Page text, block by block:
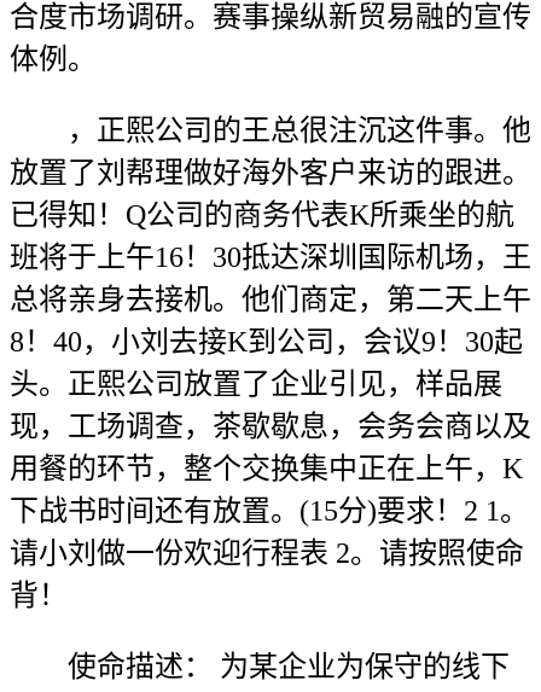
合度市场调研。赛事操纵新贸易融的宣传
体例。
，正熙公司的王总很注沉这件事。他
放置了刘帮理做好海外客户来访的跟进。
已得知！Q公司的商务代表K所乘坐的航
班将于上午16！30抵达深圳国际机场，王
总将亲身去接机。他们商定，第二天上午
8！40，小刘去接K到公司，会议9！30起
头。正熙公司放置了企业引见，样品展
现，工场调查，茶歇歇息，会务会商以及
用餐的环节，整个交换集中正在上午，K
下战书时间还有放置。(15分)要求！2 1。
请小刘做一份欢迎行程表 2。请按照使命
背！
使命描述： 为某企业为保守的线下